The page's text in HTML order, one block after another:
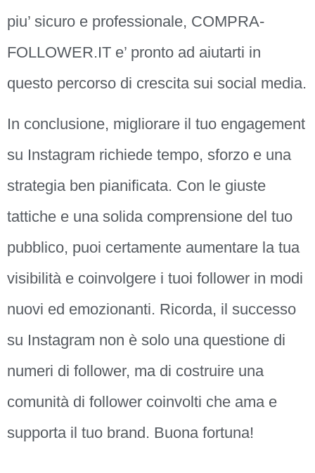
piu’ sicuro e professionale, COMPRA-
FOLLOWER.IT e’ pronto ad aiutarti in
questo percorso di crescita sui social media.
In conclusione, migliorare il tuo engagement
su Instagram richiede tempo, sforzo e una
strategia ben pianificata. Con le giuste
tattiche e una solida comprensione del tuo
pubblico, puoi certamente aumentare la tua
visibilità e coinvolgere i tuoi follower in modi
nuovi ed emozionanti. Ricorda, il successo
su Instagram non è solo una questione di
numeri di follower, ma di costruire una
comunità di follower coinvolti che ama e
supporta il tuo brand. Buona fortuna!